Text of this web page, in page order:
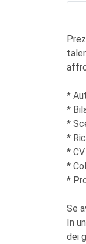
*
*
*
*
*
*
*
Se
In
dei